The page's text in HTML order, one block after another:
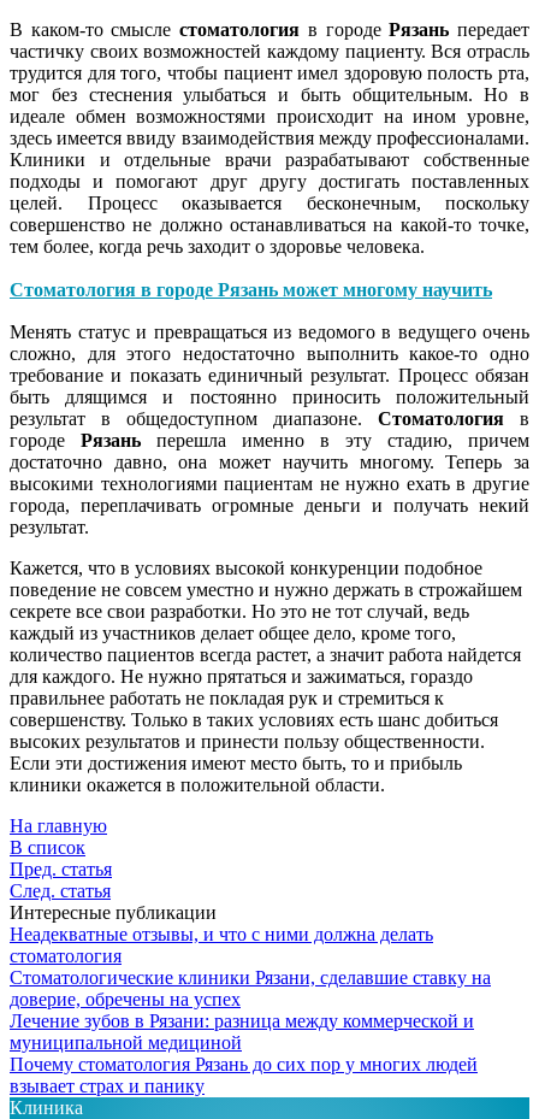
В каком-то смыслестоматология в городеРязань передает
частичку своих возможностей каждому пациенту. Вся отрасль
трудится для того, чтобы пациент имел здоровую полость рта,
мог без стеснения улыбаться и быть общительным. Но в
идеале обмен возможностями происходит на ином уровне,
здесь имеется ввиду взаимодействия между профессионалами.
Клиники и отдельные врачи разрабатывают собственные
подходы и помогают друг другу достигать поставленных
целей. Процесс оказывается бесконечным, поскольку
совершенство не должно останавливаться на какой-то точке,
тем более, когда речь заходит о здоровье человека.
Стоматология в городе Рязань может многому научить
Менять статус и превращаться из ведомого в ведущего очень
сложно, для этого недостаточно выполнить какое-то одно
требование и показать единичный результат. Процесс обязан
быть длящимся и постоянно приносить положительный
результат в общедоступном диапазоне. Стоматология в
городе Рязань перешла именно в эту стадию, причем
достаточно давно, она может научить многому. Теперь за
высокими технологиями пациентам не нужно ехать в другие
города, переплачивать огромные деньги и получать некий
результат.
Кажется, что в условиях высокой конкуренции подобное
поведение не совсем уместно и нужно держать в строжайшем
секрете все свои разработки. Но это не тот случай, ведь
каждый из участников делает общее дело, кроме того,
количество пациентов всегда растет, а значит работа найдется
для каждого. Не нужно прятаться и зажиматься, гораздо
правильнее работать не покладая рук и стремиться к
совершенству. Только в таких условиях есть шанс добиться
высоких результатов и принести пользу общественности.
Если эти достижения имеют место быть, то и прибыль
клиники окажется в положительной области.
На главную
В список
Пред. статья
След. статья
Интересные публикации
Неадекватные отзывы, и что с ними должна делать
стоматология
Стоматологические клиники Рязани, сделавшие ставку на
доверие, обречены на успех
Лечение зубов в Рязани: разница между коммерческой и
муниципальной медициной
Почему стоматология Рязань до сих пор у многих людей
взывает страх и панику
Клиника